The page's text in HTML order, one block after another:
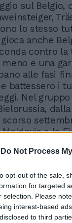
Do Not Process
opt-out of the sale,
for targeted
selection. Please
interest-based
to third
sul Belgio,
lo stesso
anche
contro la
e una
alle fasi
battessero i
Nel
scorso
e la
domani
B;
Bulgaria del
Portogallo-